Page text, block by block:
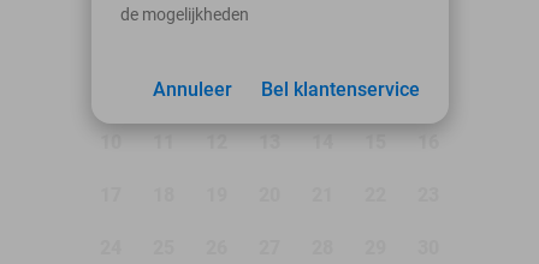
4 5 6 7 8
de mogelijkheden
Bel klantenservice
Annuleer